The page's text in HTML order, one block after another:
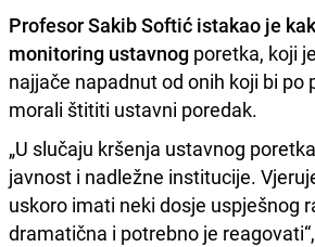
Profesor Sakib Softić istakao je
monitoring ustavnog poretka, koji
najjače napadnut od onih koji bi po
morali štititi ustavni poredak.
„U slučaju kršenja ustavnog
javnost i nadležne institucije.
uskoro imati neki dosje uspješnog
dramatična i potrebno je